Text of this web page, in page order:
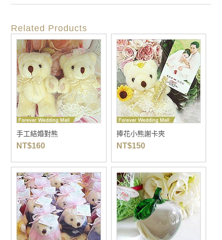
Related Products
手工結婚對熊
NT$160
捧花小熊謝卡夾
NT$150